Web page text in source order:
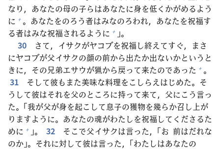
なり，あなたの母の子らはあなたに身を低くかがめるよう
に + 。あなたをのろう者はみなのろわれ，あなたを祝福す
る者はみな祝福されるように + 」。
30
さて，イサクがヤコブを祝福し終えてすぐ，まさ
にヤコブが父イサクの顔の前から出たか出ないかというと
きに，その兄弟エサウが猟から戻って来たのであった + 。
31
そして彼もまた美味な料理をこしらえはじめた。そ
うして彼はそれを父のところに持って来て， 父にこう言っ
た。「我が父が身を起こして息子の獲物を幾らか召 し 上が
りますように。あなたの魂がわたしを祝福してくださるた
めに + 」。 32 そこで父イサクは言った，「お 前はだれな
のか」。それに対して彼は言った，「わたしはあなたの